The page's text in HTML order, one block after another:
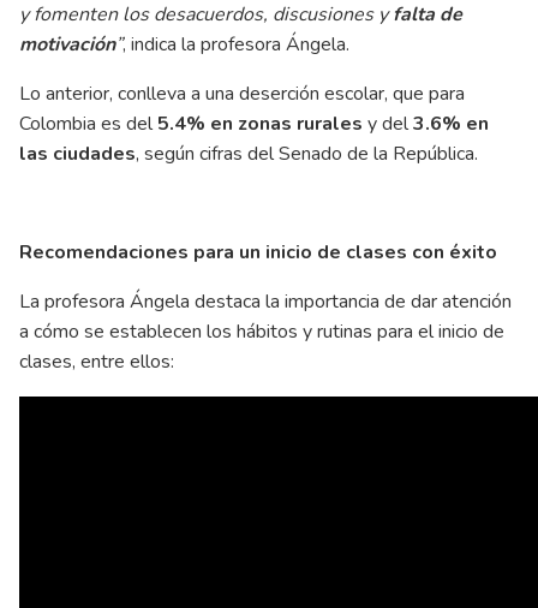
y fomenten los desacuerdos, discusiones yfalta de
motivación”, indica la profesora Ángela.
Lo anterior, conlleva a una deserción escolar, que para
Colombia es del5.4% en zonas rurales y del3.6% en
las ciudades, según cifras del Senado de la República.
Recomendaciones para un inicio de clases con éxito
La profesora Ángela destaca la importancia de dar atención
a cómo se establecen los hábitos y rutinas para el inicio de
clases, entre ellos: